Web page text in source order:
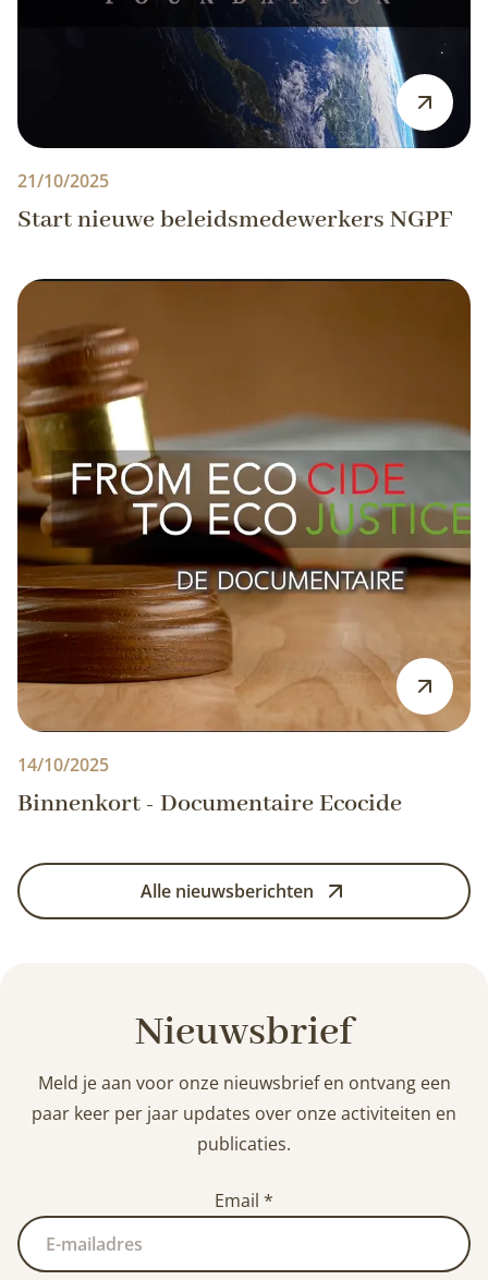
21/10/2025
Start nieuwe beleidsmedewerkers NGPF
14/10/2025
Binnenkort - Documentaire Ecocide
Alle nieuwsberichten
Nieuwsbrief
Meld je aan voor onze nieuwsbrief en ontvang een
paar keer per jaar updates over onze activiteiten en
publicaties.
Email *